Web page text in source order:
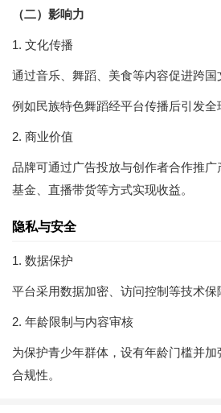
（二）影响力
1. 文化传播
通过音乐、舞蹈、美食等内容促进跨国
例如民族特色舞蹈经平台传播后引发全
2. 商业价值
品牌可通过广告投放与创作者合作推
基金、直播带货等方式实现收益。
隐私与安全
1. 数据保护
平台采用数据加密、访问控制等技术保
2. 年龄限制与内容审核
为保护青少年群体，设有年龄门槛并
合规性。